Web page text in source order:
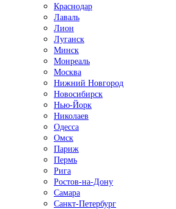
Краснодар
Лаваль
Лион
Луганск
Минск
Монреаль
Москва
Нижний Новгород
Новосибирск
Нью-Йорк
Николаев
Одесса
Омск
Париж
Пермь
Рига
Ростов-на-Дону
Самара
Санкт-Петербург